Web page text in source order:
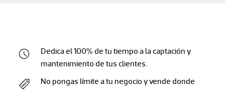
Dedica el 100% de tu tiempo a la captación y
mantenimiento de tus clientes.
No pongas límite a tu negocio y vende donde